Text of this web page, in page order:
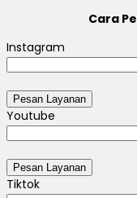
Cara
Instagram
Youtube
Tiktok